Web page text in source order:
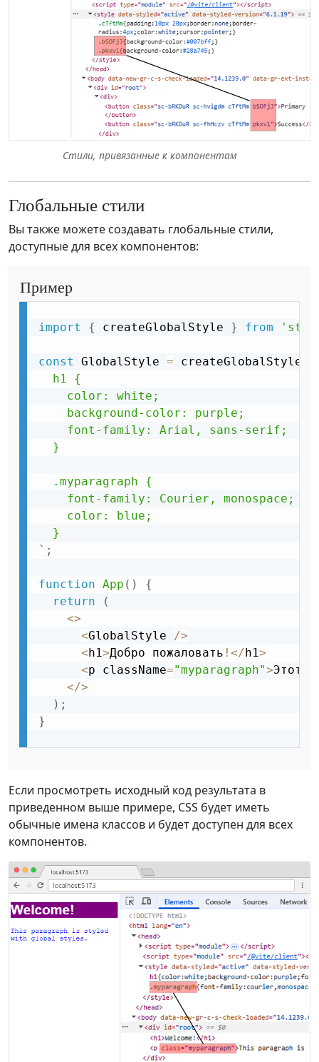
Стили, привязанные к компонентам
Глобальные стили
Вы также можете создавать глобальные стили,
доступные для всех компонентов:
Пример
import { createGlobalStyle } from
const GlobalStyle = createGlobalStyle
  h1 {
    color: white;
    background-color: purple;
    font-family: Arial, sans-serif;
  }
  .myparagraph {
    font-family: Courier, monospace;
    color: blue;
  }
` ;
function App ( )
{
return
(
<>
<GlobalStyle />
<h1>Добро пожаловать ! </h1>
<p className="myparagraph">Этот
</>
) ;
}
Если просмотреть исходный код результата в
приведенном выше примере, CSS будет иметь
обычные имена классов и будет доступен для всех
компонентов.